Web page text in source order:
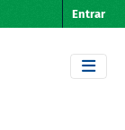
Entrar